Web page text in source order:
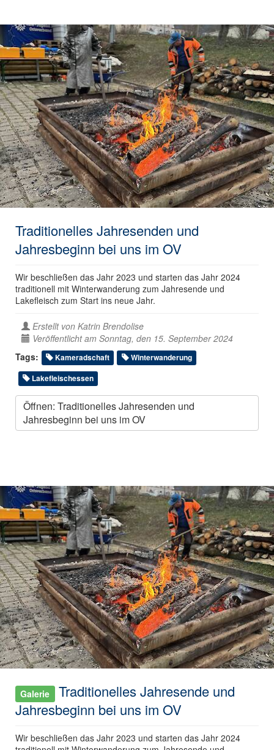
Traditionelles Jahresenden und
Jahresbeginn bei uns im OV
Wir beschließen das Jahr 2023 und starten das Jahr 2024
traditionell mit Winterwanderung zum Jahresende und
Lakefleisch zum Start ins neue Jahr.
Erstellt von Katrin Brendolise
Veröffentlicht am Sonntag, den 15. September 2024
Tags:
Kameradschaft
Winterwanderung
Lakefleischessen
Öffnen: Traditionelles Jahresenden und
Jahresbeginn bei uns im OV
Galerie
Traditionelles Jahresende und
Jahresbeginn bei uns im OV
Wir beschließen das Jahr 2023 und starten das Jahr 2024